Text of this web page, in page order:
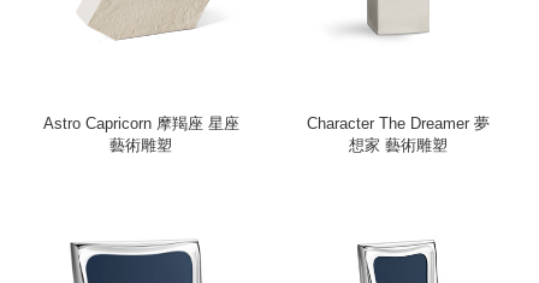
Astro Capricorn 摩羯座 星座
藝術雕塑
Character The Dreamer 夢
想家 藝術雕塑